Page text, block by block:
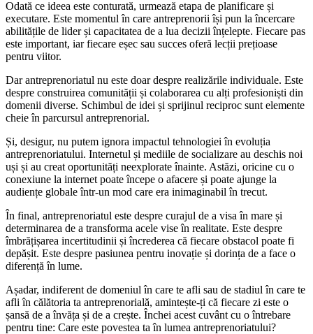
Odată ce ideea este conturată, urmează etapa de planificare și
executare. Este momentul în care antreprenorii își pun la încercare
abilitățile de lider și capacitatea de a lua decizii înțelepte. Fiecare pas
este important, iar fiecare eșec sau succes oferă lecții prețioase
pentru viitor.
Dar antreprenoriatul nu este doar despre realizările individuale. Este
despre construirea comunității și colaborarea cu alți profesioniști din
domenii diverse. Schimbul de idei și sprijinul reciproc sunt elemente
cheie în parcursul antreprenorial.
Și, desigur, nu putem ignora impactul tehnologiei în evoluția
antreprenoriatului. Internetul și mediile de socializare au deschis noi
uși și au creat oportunități neexplorate înainte. Astăzi, oricine cu o
conexiune la internet poate începe o afacere și poate ajunge la
audiențe globale într-un mod care era inimaginabil în trecut.
În final, antreprenoriatul este despre curajul de a visa în mare și
determinarea de a transforma acele vise în realitate. Este despre
îmbrățișarea incertitudinii și încrederea că fiecare obstacol poate fi
depășit. Este despre pasiunea pentru inovație și dorința de a face o
diferență în lume.
Așadar, indiferent de domeniul în care te afli sau de stadiul în care te
afli în călătoria ta antreprenorială, amintește-ți că fiecare zi este o
șansă de a învăța și de a crește. Închei acest cuvânt cu o întrebare
pentru tine: Care este povestea ta în lumea antreprenoriatului?